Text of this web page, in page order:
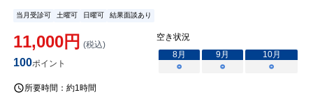
当月受診可 土曜可 日曜可 結果面談あり
11,000円 (税込)
100ポイント
空き状況
8月 9月 10月
○
○ ○
所要時間： 約1時間